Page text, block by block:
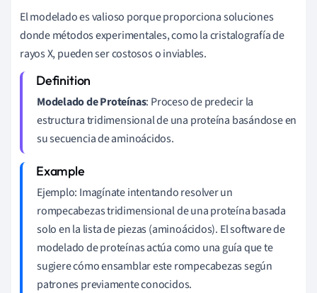
El modelado es valioso porque proporciona soluciones
donde métodos experimentales, como la cristalografía de
rayos X, pueden ser costosos o inviables.
Modelado de Proteínas: Proceso de predecir la
estructura tridimensional de una proteína basándose en
su secuencia de aminoácidos.
Ejemplo: Imagínate intentando resolver un
rompecabezas tridimensional de una proteína basada
solo en la lista de piezas (aminoácidos). El software de
modelado de proteínas actúa como una guía que te
sugiere cómo ensamblar este rompecabezas según
patrones previamente conocidos.